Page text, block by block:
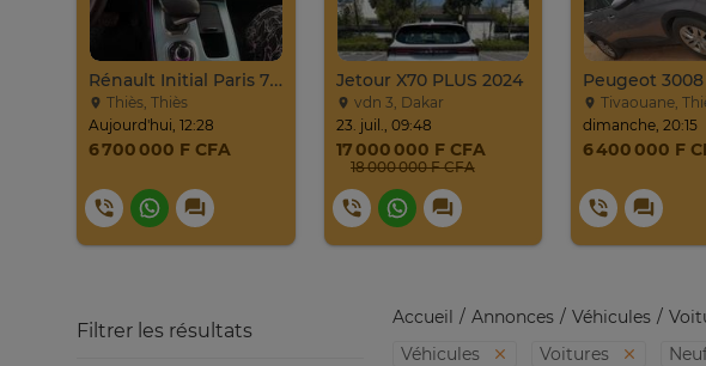
Rénault Initial Paris 7 Places Très Propre
Thiès, Thiès
Aujourd'hui, 12:28
6 700 000 F CFA
Jetour X70 PLUS 2024
vdn 3, Dakar
23. juil., 09:48
17 000 000 F CFA
18 000 000 F CFA
Peugeot 3008
Tivaouane,
dimanche, 20:15
6 400 000 F
Accueil Annonces Véhicules
Véhicules
Voitures
Filtrer les résultats